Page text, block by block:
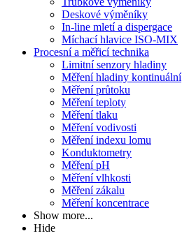
Deskové výměníky
In-line mletí a dispergace
Míchací hlavice ISO-MIX
Procesní a měřicí technika
Limitní senzory hladiny
Měření hladiny kontinuální
Měření průtoku
Měření teploty
Měření tlaku
Měření vodivosti
Měření indexu lomu
Konduktometry
Měření pH
Měření vlhkosti
Měření zákalu
Měření koncentrace
Show more...
Hide